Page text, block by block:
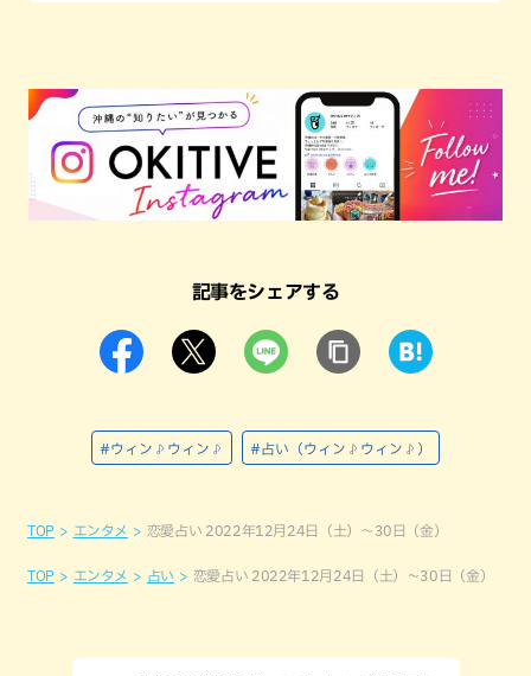
記事をシェアする
#ウィン♪ウィン♪ #占い（ウィン♪ウィン♪）
TOP エンタメ 恋愛占い 2022年12月24日（土）～30日（金）
TOP エンタメ 占い 恋愛占い 2022年12月24日（土）～30日（金）